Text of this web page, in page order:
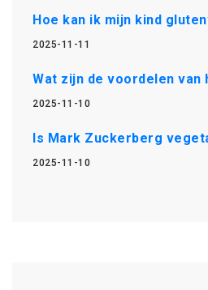
Hoe kan ik mijn kind
2025-11-11
Wat zijn de voordelen van
2025-11-10
Is Mark Zuckerberg
2025-11-10